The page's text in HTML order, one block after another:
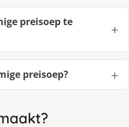
preisoep te
preisoep?